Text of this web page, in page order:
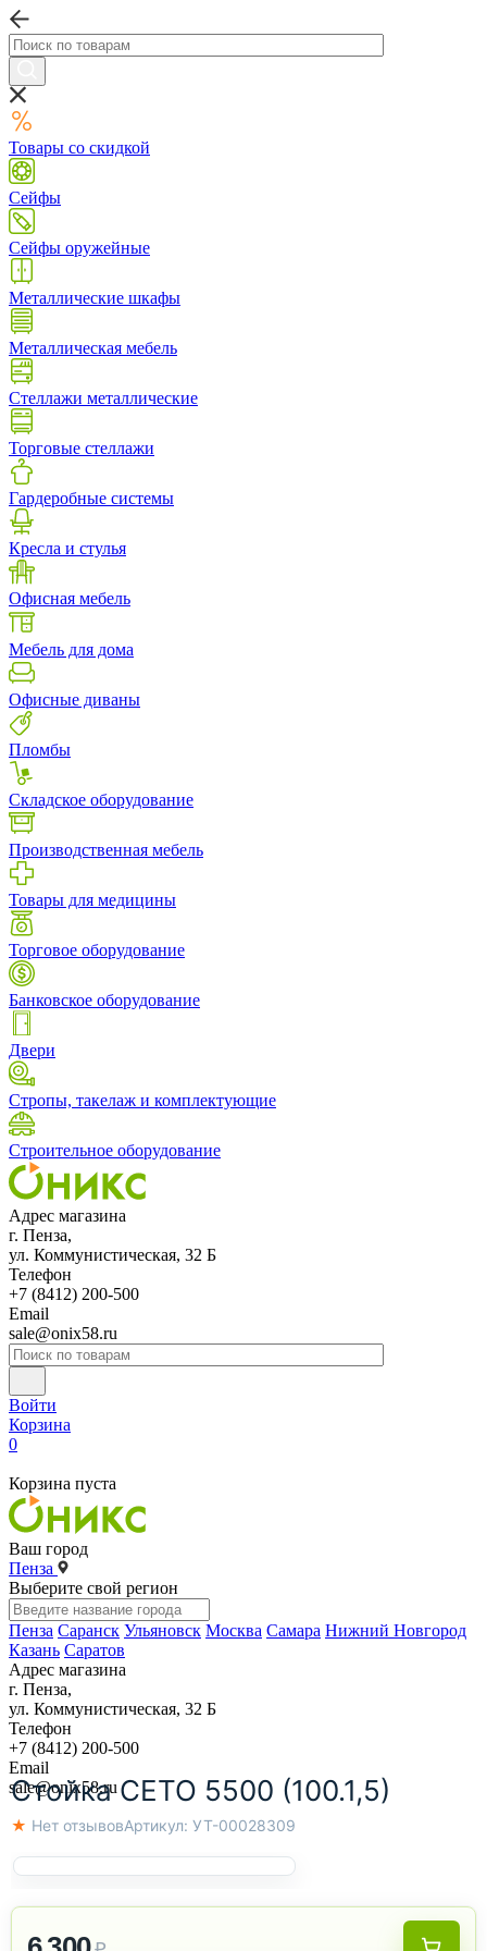
Товары со скидкой
Сейфы
Сейфы оружейные
Металлические шкафы
Металлическая мебель
Стеллажи металлические
Торговые стеллажи
Гардеробные системы
Кресла и стулья
Офисная мебель
Мебель для дома
Офисные диваны
Пломбы
Складское оборудование
Производственная мебель
Товары для медицины
Торговое оборудование
Банковское оборудование
Двери
Стропы, такелаж и комплектующие
Строительное оборудование
Адрес магазина
г. Пенза,
ул. Коммунистическая, 32 Б
Телефон
+7 (8412) 200-500
Email
sale@onix58.ru
Войти
Корзина
0
Корзина пуста
Ваш город
Пенза
Выберите свой регион
Пенза Саранск Ульяновск Москва Самара Нижний Новгород
Казань Саратов
Адрес магазина
г. Пенза,
ул. Коммунистическая, 32 Б
Телефон
+7 (8412) 200-500
Email
sale@onix58.ru
Стойка СЕТО 5500 (100.1,5)
★ Нет отзывовАртикул: УТ-00028309